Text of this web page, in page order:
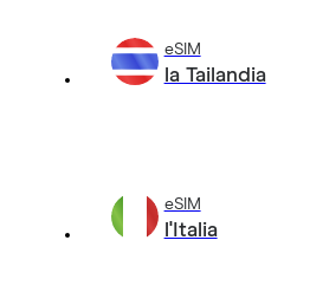
eSIM
la Tailandia
eSIM
l'Italia